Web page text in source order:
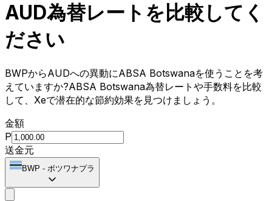
AUD為替レートを比較してく
ださい
BWPからAUDへの異動にABSA Botswanaを使うことを考
えていますか?ABSA Botswana為替レートや手数料を比較
して、Xeで潜在的な節約効果を見つけましょう。
金額
P
送金元
BWP - ボツワナプラ